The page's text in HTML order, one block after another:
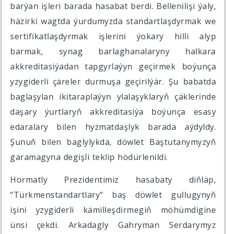
barýan işleri barada hasabat berdi. Bellenilişi ýaly,
häzirki wagtda ýurdumyzda standartlaşdyrmak we
sertifikatlaşdyrmak işlerini ýokary hilli alyp
barmak, synag barlaghanalaryny halkara
akkreditasiýadan tapgyrlaýyn geçirmek boýunça
yzygiderli çäreler durmuşa geçirilýär. Şu babatda
baglaşylan ikitaraplaýyn ylalaşyklaryň çäklerinde
daşary ýurtlaryň akkreditasiýa boýunça esasy
edaralary bilen hyzmatdaşlyk barada aýdyldy.
Şunuň bilen baglylykda, döwlet Baştutanymyzyň
garamagyna degişli teklip hödürlenildi.
Hormatly Prezidentimiz hasabaty diňläp,
“Türkmenstandartlary” baş döwlet gullugynyň
işini yzygiderli kämilleşdirmegiň möhümdigine
ünsi çekdi. Arkadagly Gahryman Serdarymyz